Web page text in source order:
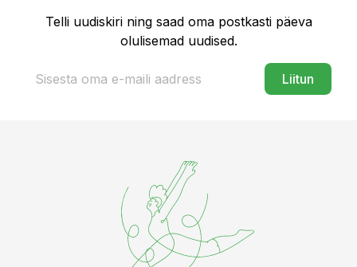
Telli uudiskiri ning saad oma postkasti päeva
olulisemad uudised.
Liitun